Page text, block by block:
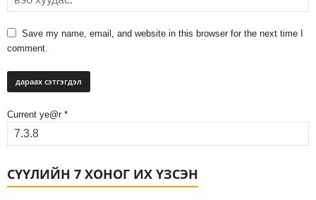
Save my name, email, and website in this browser for the next time I
comment.
Current ye@r *
СҮҮЛИЙН 7 ХОНОГ ИХ ҮЗСЭН